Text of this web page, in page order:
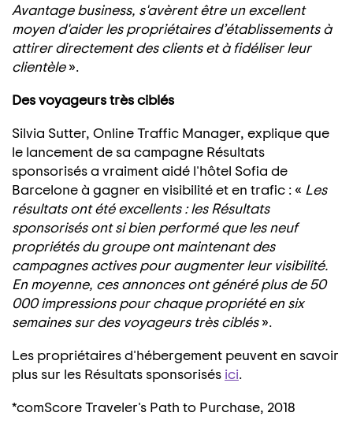
Avantage business, s'avèrent être un excellent
moyen d'aider les propriétaires d’établissements à
attirer directement des clients et à fidéliser leur
clientèle».
Des voyageurs très ciblés
Silvia Sutter, Online Traffic Manager, explique que
le lancement de sa campagne Résultats
sponsorisés a vraiment aidé l'hôtel Sofia de
Barcelone à gagner en visibilité et en trafic : « Les
résultats ont été excellents : les Résultats
sponsorisés ont si bien performé que les neuf
propriétés du groupe ont maintenant des
campagnes actives pour augmenter leur visibilité.
En moyenne, ces annonces ont généré plus de 50
000 impressions pour chaque propriété en six
semaines sur des voyageurs très ciblés».
Les propriétaires d'hébergement peuvent en savoir
plus sur les Résultats sponsorisés ici.
*comScore Traveler's Path to Purchase, 2018